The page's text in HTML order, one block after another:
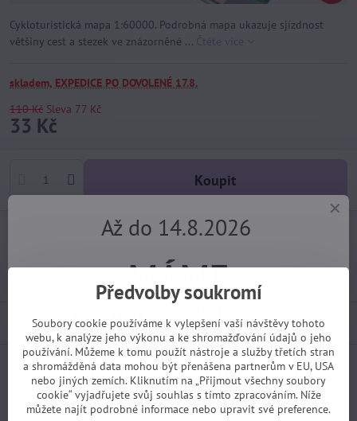
Cykloturistická mapa 1:60000. Podrobná mapa ukazuje sjízdnost
většiny cest a stezek ve znázorněné ...
skladem, EXPEDICE PO DOVOLENÉ 17.8.
110 Kč Sleva 77 Kč
33 Kč
Koupit
Dotaz k produktu Hlídací pes
Doručení
Popis
FacebookTwitter BlueskyPinterestReddit LinkedInWhatsApp
E-
mail
Předvolby soukromí
Soubory cookie používáme k vylepšení vaší návštěvy tohoto
webu, k analýze jeho výkonu a ke shromažďování údajů o jeho
používání. Můžeme k tomu použít nástroje a služby třetích stran
a shromážděná data mohou být přenášena partnerům v EU, USA
nebo jiných zemích. Kliknutím na „Přijmout všechny soubory
cookie“ vyjadřujete svůj souhlas s tímto zpracováním. Níže
můžete najít podrobné informace nebo upravit své preference.
Až do 14.8.2026
MÁME
DOVOLENOU.
Objednávky z e-shopu budeme
vyřizovat 17.8.